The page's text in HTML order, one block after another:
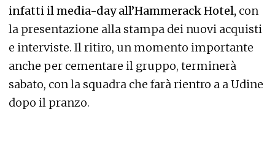
infatti il media-day all’Hammerack Hotel, con
la presentazione alla stampa dei nuovi acquisti
e interviste. Il ritiro, un momento importante
anche per cementare il gruppo, terminerà
sabato, con la squadra che farà rientro a a Udine
dopo il pranzo.